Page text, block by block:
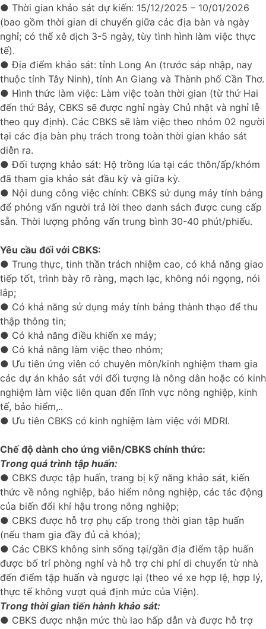
● Thời gian khảo sát dự kiến: 15/12/2025 – 10/01/2026
(bao gồm thời gian di chuyển giữa các địa bàn và ngày
nghỉ; có thể xê dịch 3-5 ngày, tùy tình hình làm việc thực
tế).
● Địa điểm khảo sát: tỉnh Long An (trước sáp nhập, nay
thuộc tỉnh Tây Ninh), tỉnh An Giang và Thành phố Cần Thơ.
● Hình thức làm việc: Làm việc toàn thời gian (từ thứ Hai
đến thứ Bảy, CBKS sẽ được nghỉ ngày Chủ nhật và nghỉ lễ
theo quy định). Các CBKS sẽ làm việc theo nhóm 02 người
tại các địa bàn phụ trách trong toàn thời gian khảo sát
diễn ra.
● Đối tượng khảo sát: Hộ trồng lúa tại các thôn/ấp/khóm
đã tham gia khảo sát đầu kỳ và giữa kỳ.
● Nội dung công việc chính: CBKS sử dụng máy tính bảng
để phỏng vấn người trả lời theo danh sách được cung cấp
sẵn. Thời lượng phỏng vấn trung bình 30-40 phút/phiếu.
Yêu cầu đối với CBKS:
● Trung thực, tinh thần trách nhiệm cao, có khả năng giao
tiếp tốt, trình bày rõ ràng, mạch lạc, không nói ngọng, nói
lắp;
● Có khả năng sử dụng máy tính bảng thành thạo để thu
thập thông tin;
● Có khả năng điều khiển xe máy;
● Có khả năng làm việc theo nhóm;
● Ưu tiên ứng viên có chuyên môn/kinh nghiệm tham gia
các dự án khảo sát với đối tượng là nông dân hoặc có kinh
nghiệm làm việc liên quan đến lĩnh vực nông nghiệp, kinh
tế, bảo hiểm,..
● Ưu tiên CBKS có kinh nghiệm làm việc với MDRI.
Chế độ dành cho ứng viên/CBKS chính thức:
Trong quá trình tập huấn:
● CBKS được tập huấn, trang bị kỹ năng khảo sát, kiến
thức về nông nghiệp, bảo hiểm nông nghiệp, các tác động
của biến đổi khí hậu trong nông nghiệp;
● CBKS được hỗ trợ phụ cấp trong thời gian tập huấn
(nếu tham gia đầy đủ cả khóa);
● Các CBKS không sinh sống tại/gần địa điểm tập huấn
được bố trí phòng nghỉ và hỗ trợ chi phí di chuyển từ nhà
đến điểm tập huấn và ngược lại (theo vé xe hợp lệ, hợp lý,
thực tế không vượt quá định mức của Viện).
Trong thời gian tiến hành khảo sát:
● CBKS được nhận mức thù lao hấp dẫn và được hỗ trợ